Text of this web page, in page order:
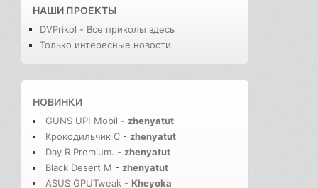
НАШИ ПРОЕКТЫ
DVPrikol - Все приколы здесь
Только интересные новости
НОВИНКИ
GUNS UP! Mobil - zhenyatut
Крокодильчик С - zhenyatut
Day R Premium. - zhenyatut
Black Desert M - zhenyatut
ASUS GPUTweak - Kheyoka